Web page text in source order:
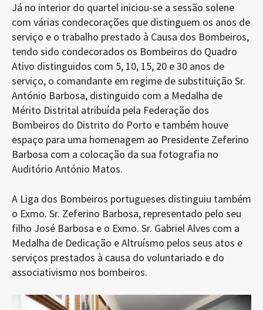
Já no interior do quartel iniciou-se a sessão solene
com várias condecorações que distinguem os anos de
serviço e o trabalho prestado à Causa dos Bombeiros,
tendo sido condecorados os Bombeiros do Quadro
Ativo distinguidos com 5, 10, 15, 20 e 30 anos de
serviço, o comandante em regime de substituição Sr.
António Barbosa, distinguido com a Medalha de
Mérito Distrital atribuída pela Federação dos
Bombeiros do Distrito do Porto e também houve
espaço para uma homenagem ao Presidente Zeferino
Barbosa com a colocação da sua fotografia no
Auditório António Matos.
A Liga dos Bombeiros portugueses distinguiu também
o Exmo. Sr. Zeferino Barbosa, representado pelo seu
filho José Barbosa e o Exmo. Sr. Gabriel Alves com a
Medalha de Dedicação e Altruísmo pelos seus atos e
serviços prestados à causa do voluntariado e do
associativismo nos bombeiros.